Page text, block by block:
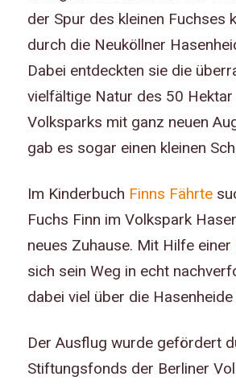
der Spur des kleinen Fuchses
durch die Neuköllner
Dabei entdeckten sie die
vielfältige Natur des 50
Volksparks mit ganz neuen
gab es sogar einen kleinen
Im Kinderbuch Finns Fährte
Fuchs Finn im Volkspark
neues Zuhause. Mit Hilfe
sich sein Weg in echt
dabei viel über die Hasenheide
Der Ausflug wurde gefördert
Stiftungsfonds der Berliner